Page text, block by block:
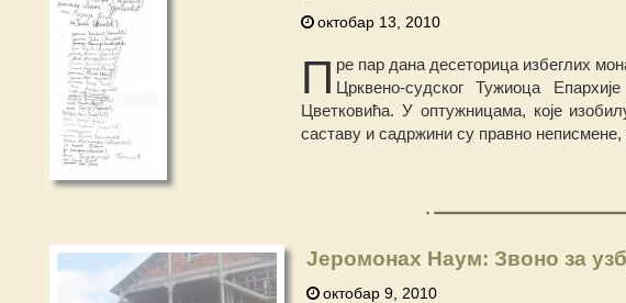
октобар 13, 2010
П ре пар дана десеторица избеглих
Црквено-судског Тужиоца
Цветковића. У оптужницама, које
саставу и садржини су правно
Јеромонах Наум: Звоно за
октобар 9, 2010